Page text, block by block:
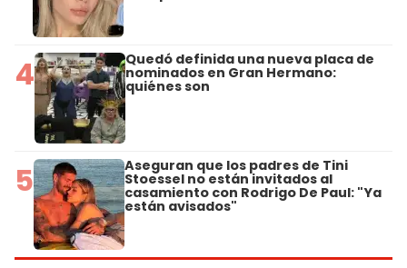
4 Quedó definida una nueva placa de
nominados en Gran Hermano:
quiénes son
5 Aseguran que los padres de Tini
Stoessel no están invitados al
casamiento con Rodrigo De Paul: "Ya
están avisados"